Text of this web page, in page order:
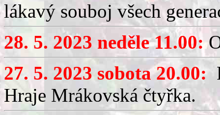
lákavý souboj všech
28. 5. 2023 neděle 11.00:
27. 5. 2023 sobota 20.00:
Hraje Mrákovská čtyřka.